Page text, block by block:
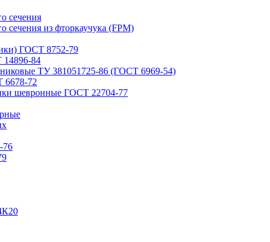
сечения
сечения из фторкаучука (FPM)
ГОСТ 8752-79
84
ТУ 381051725-86 (ГОСТ 6969-54)
6678-72
шевронные ГОСТ 22704-77
76